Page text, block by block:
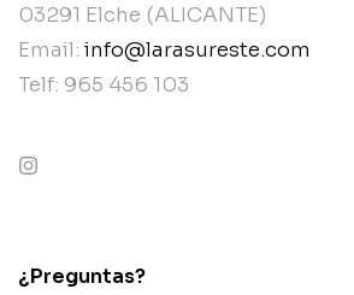
03291 Elche (ALICANTE)
Email: info@larasureste.com
Telf: 965 456 103
¿Preguntas?